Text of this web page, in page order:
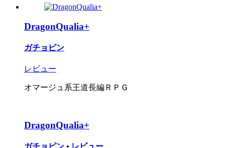
DragonQualia+
ガチョピン
レビュー
オマージュ系王道長編ＲＰＧ
DragonQualia+